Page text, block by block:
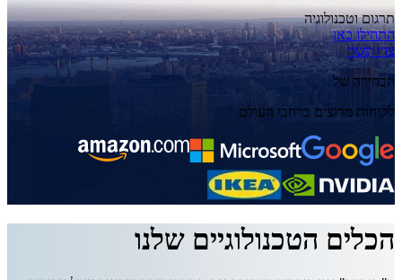
תרגום וטכנולוגיה
התחילו כאן
צרו קשר
הבחירה של
לקוחות מרוצים ברחבי העולם
הכלים הטכנולוגיים שלנו